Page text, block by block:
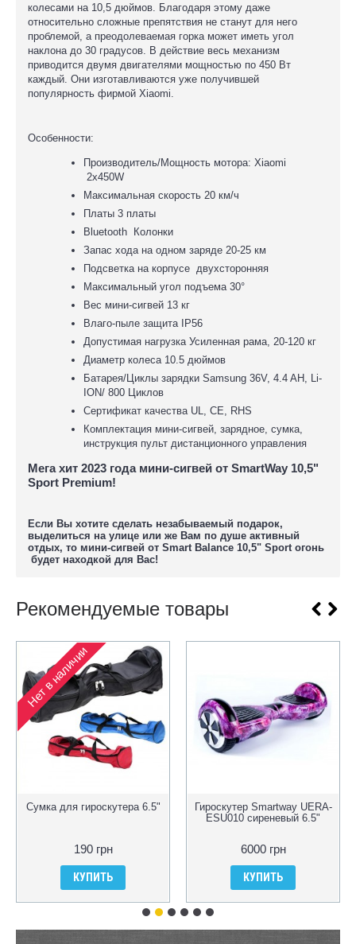
колесами на 10,5 дюймов. Благодаря этому даже
относительно сложные препятствия не станут для него
проблемой, а преодолеваемая горка может иметь угол
наклона до 30 градусов. В действие весь механизм
приводится двумя двигателями мощностью по 450 Вт
каждый. Они изготавливаются уже получившей
популярность фирмой Xiaomi.
Особенности:
Производитель/Мощность мотора: Xiaomi
2х450W
Максимальная скорость 20 км/ч
Платы 3 платы
Bluetooth Колонки
Запас хода на одном заряде 20-25 км
Подсветка на корпусе двухсторонняя
Максимальный угол подъема 30°
Вес мини-сигвей 13 кг
Влаго-пыле защита IP56
Допустимая нагрузка Усиленная рама, 20-120 кг
Диаметр колеса 10.5 дюймов
Батарея/Циклы зарядки Samsung 36V, 4.4 AH, Li-
ION/ 800 Циклов
Сертификат качества UL, CE, RHS
Комплектация мини-сигвей, зарядное, сумка,
инструкция пульт дистанционного управления
Мега хит 2023 года мини-сигвей от SmartWay 10,5"
Sport Premium!
Если Вы хотите сделать незабываемый подарок,
выделиться на улице или же Вам по душе активный
отдых, то мини-сигвей от Smart Balance 10,5" Sport огонь
будет находкой для Вас!
Рекомендуемые товары
Нет в наличии
Сумка для гироскутера 6.5"
190 грн
КУПИТЬ
Гироскутер Smartway UERA-
ESU010 сиреневый 6.5"
6000 грн
КУПИТЬ